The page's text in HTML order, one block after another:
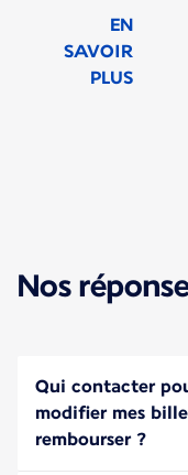
EN
SAVOIR
PLUS
Nos
Qui contacter
modifier mes
rembourser ?